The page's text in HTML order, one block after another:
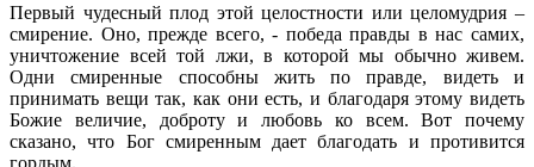
Первый чудесный плод этой целостности или целомудрия –
смирение. Оно, прежде всего, - победа правды в нас самих,
уничтожение всей той лжи, в которой мы обычно живем.
Одни смиренные способны жить по правде, видеть и
принимать вещи так, как они есть, и благодаря этому видеть
Божие величие, доброту и любовь ко всем. Вот почему
сказано, что Бог смиренным дает благодать и противится
гордым.